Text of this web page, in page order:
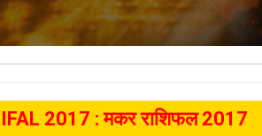
2017 : मकर राशिफल 2017